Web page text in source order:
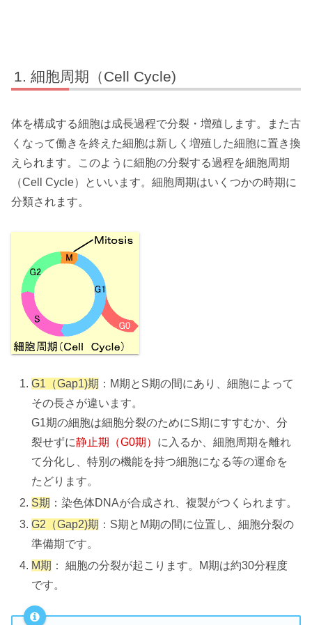
細胞周期（Cell Cycle)
体を構成する細胞は成長過程で分裂・増殖します。また古
くなって働きを終えた細胞は新しく増殖した細胞に置き換
えられます。このように細胞の分裂する過程を細胞周期
（Cell Cycle）といいます。細胞周期はいくつかの時期に
分類されます。
G1（Gap1)期 ：M期とS期の間にあり、細胞によって
その長さが違います。
G1期の細胞は細胞分裂のためにS期にすすむか、分
裂せずに静止期（G0期） に入るか、細胞周期を離れ
て分化し、特別の機能を持つ細胞になる等の運命を
たどります。
S期 ：染色体DNAが合成され、複製がつくられます。
G2（Gap2)期 ：S期とM期の間に位置し、細胞分裂の
準備期です。
M期 ： 細胞の分裂が起こります。M期は約30分程度
です。